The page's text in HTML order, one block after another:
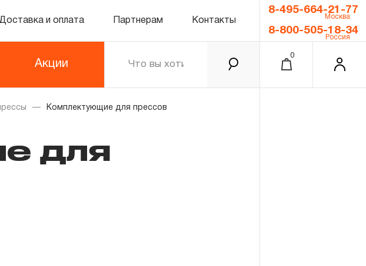
Доставка и оплата Партнерам Контакты
8-495-664-21-77
Москва
8-800-505-18-34
Россия
Акции
0
Комплектующие для прессов
для